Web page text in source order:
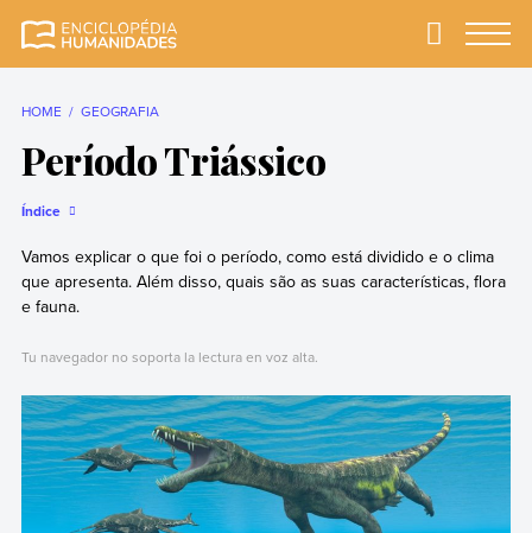
completa e mais
Primary
HOME GEOGRAFIA
Período Triássico
Índice
Vamos explicar o que foi o período, como está dividido e o clima
que apresenta. Além disso, quais são as suas características, flora
e fauna.
Tu navegador no soporta la lectura en voz alta.